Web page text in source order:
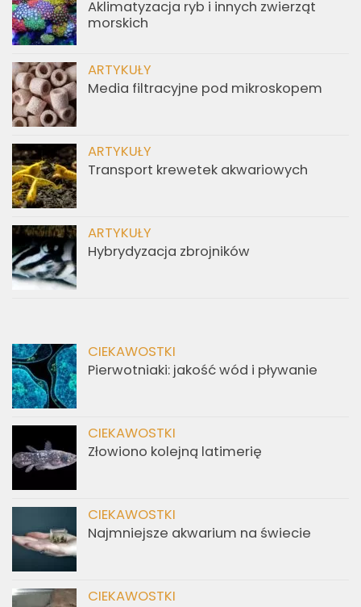
Aklimatyzacja ryb i innych zwierząt
morskich
ARTYKUŁY
Media filtracyjne pod mikroskopem
ARTYKUŁY
Transport krewetek akwariowych
ARTYKUŁY
Hybrydyzacja zbrojników
CIEKAWOSTKI
Pierwotniaki: jakość wód i pływanie
CIEKAWOSTKI
Złowiono kolejną latimerię
CIEKAWOSTKI
Najmniejsze akwarium na świecie
CIEKAWOSTKI